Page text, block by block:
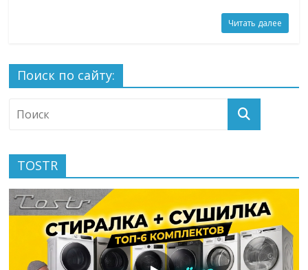
Читать далее
Поиск по сайту:
TOSTR